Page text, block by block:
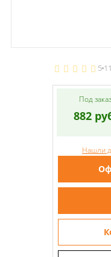
5
Под заказ
882
Нашли